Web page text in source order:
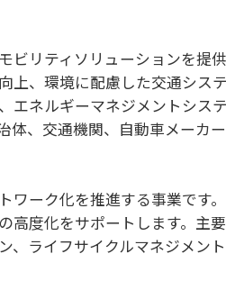
ビリティソリューションを提
上、環境に配慮した交通シス
エネルギーマネジメントシス
、交通機関、自動車メーカー
ワーク化を推進する事業です
高度化をサポートします。主
、ライフサイクルマネジメン